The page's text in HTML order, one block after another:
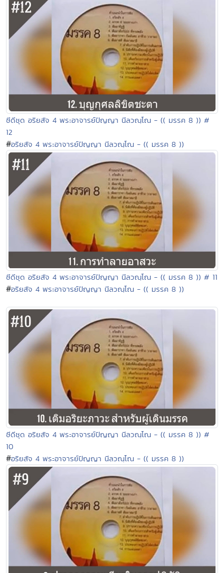
ซีดีชุด อริยสัจ 4 พระอาจารย์ปัญญา นีลวณฺโณ - (( มรรค 8 )) #
12
#อริยสัจ 4 พระอาจารย์ปัญญา นีลวณฺโณ - (( มรรค 8 ))
ซีดีชุด อริยสัจ 4 พระอาจารย์ปัญญา นีลวณฺโณ - (( มรรค 8 )) # 11
#อริยสัจ 4 พระอาจารย์ปัญญา นีลวณฺโณ - (( มรรค 8 ))
ซีดีชุด อริยสัจ 4 พระอาจารย์ปัญญา นีลวณฺโณ - (( มรรค 8 )) #
10
#อริยสัจ 4 พระอาจารย์ปัญญา นีลวณฺโณ - (( มรรค 8 ))